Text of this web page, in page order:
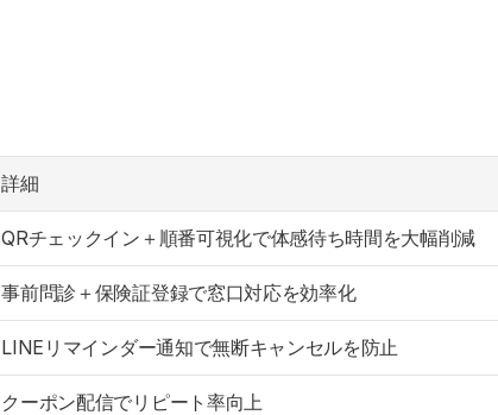
詳細
QRチェックイン＋順番可視化で体感待ち時間を大幅削減
事前問診＋保険証登録で窓口対応を効率化
LINEリマインダー通知で無断キャンセルを防止
クーポン配信でリピート率向上